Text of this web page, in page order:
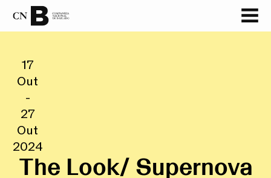
17
Out
-
27
Out
2024
The Look/ Supernova
GALERIA